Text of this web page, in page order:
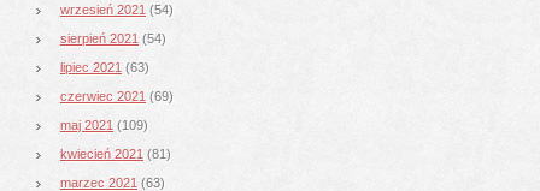
wrzesień 2021 (54)
sierpień 2021 (54)
lipiec 2021 (63)
czerwiec 2021 (69)
maj 2021 (109)
kwiecień 2021 (81)
marzec 2021 (63)